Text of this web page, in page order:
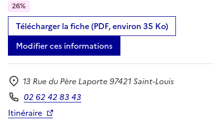
26%
Télécharger la fiche (PDF, environ 35 Ko)
Modifier ces informations
Adresse
13 Rue du Père Laporte 97421 Saint-Louis
Téléphone
02 62 42 83 43
Itinéraire